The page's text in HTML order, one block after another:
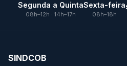
Segunda a Quinta
08h–12h · 14h–17h
Sexta-feira
08h–18h
SINDCOB